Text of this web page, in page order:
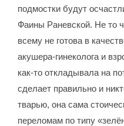
подмостки будут
Фаины Раневской. Не то
всему не готова в
акушера-гинеколога и
как-то откладывала на
сделает правильно и
тварью, она сама
переломам по типу